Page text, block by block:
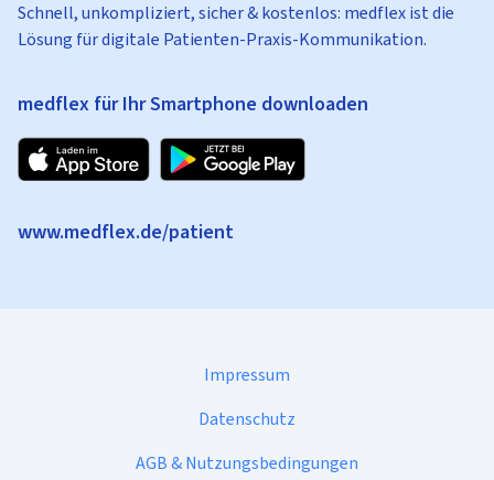
Schnell, unkompliziert, sicher & kostenlos: medflex ist die
Lösung für digitale Patienten-Praxis-Kommunikation.
medflex für Ihr Smartphone downloaden
www.medflex.de/patient
Impressum
Datenschutz
AGB & Nutzungsbedingungen